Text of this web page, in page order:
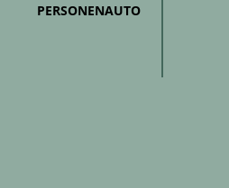
PERSONENAUTO